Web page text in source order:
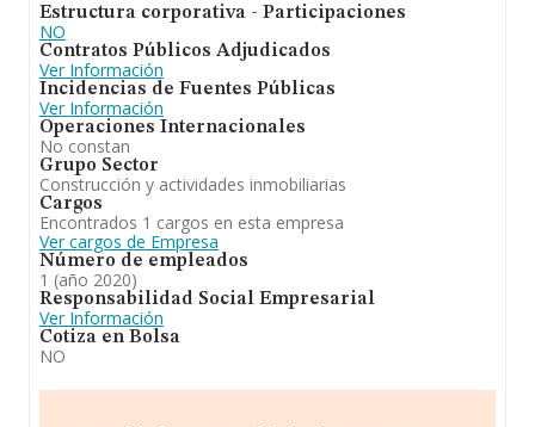
Estructura corporativa - Participaciones
NO
Contratos Públicos Adjudicados
Ver Información
Incidencias de Fuentes Públicas
Ver Información
Operaciones Internacionales
No constan
Grupo Sector
Construcción y actividades inmobiliarias
Cargos
Encontrados 1 cargos en esta empresa
Ver cargos de Empresa
Número de empleados
1 (año 2020)
Responsabilidad Social Empresarial
Ver Información
Cotiza en Bolsa
NO